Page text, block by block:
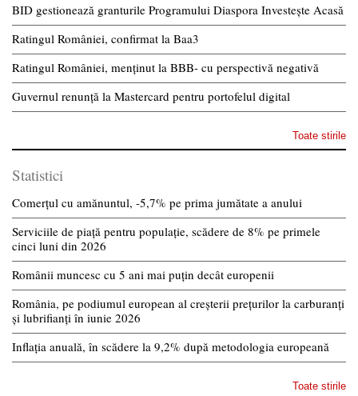
BID gestionează granturile Programului Diaspora Investește Acasă
Ratingul României, confirmat la Baa3
Ratingul României, menținut la BBB- cu perspectivă negativă
Guvernul renunță la Mastercard pentru portofelul digital
Toate stirile
Statistici
Comerțul cu amănuntul, -5,7% pe prima jumătate a anului
Serviciile de piață pentru populație, scădere de 8% pe primele
cinci luni din 2026
Românii muncesc cu 5 ani mai puțin decât europenii
România, pe podiumul european al creșterii prețurilor la carburanți
și lubrifianți în iunie 2026
Inflația anuală, în scădere la 9,2% după metodologia europeană
Toate stirile